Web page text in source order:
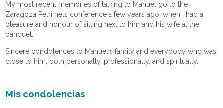
My most recent memories of talking to Manuel go to the
Zaragoza Petri nets conference a few years ago, when I had a
pleasure and honour of sitting next to him and his wife at the
banquet.
Sincere condolences to Manuel's family and everybody who was
close to him, both personally, professionally, and spiritually.
Mis condolencias